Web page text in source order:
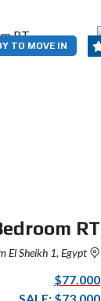
TO MOVE IN
RT
El Sheikh 1, Egypt
$77.000